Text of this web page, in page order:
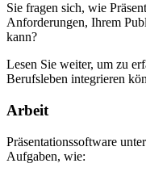
Sie fragen sich, wie
Anforderungen, Ihrem
kann?
Lesen Sie weiter, um zu
Berufsleben integrieren
Arbeit
Präsentationssoftware
Aufgaben, wie: